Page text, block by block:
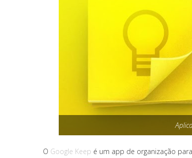
O Google Keep é um app de organização